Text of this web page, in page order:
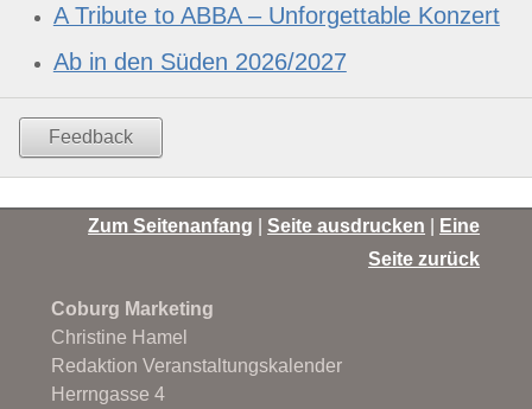
A Tribute to ABBA – Unforgettable Konzert
Ab in den Süden 2026/2027
Feedback
Zum Seitenanfang |Seite ausdrucken
Eine
Seite zurück
Coburg Marketing
Christine Hamel
Redaktion Veranstaltungskalender
Herrngasse 4